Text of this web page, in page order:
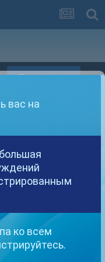
Регистрация
варианты поиска
СОРТИРОВКА
вас на
ко всем